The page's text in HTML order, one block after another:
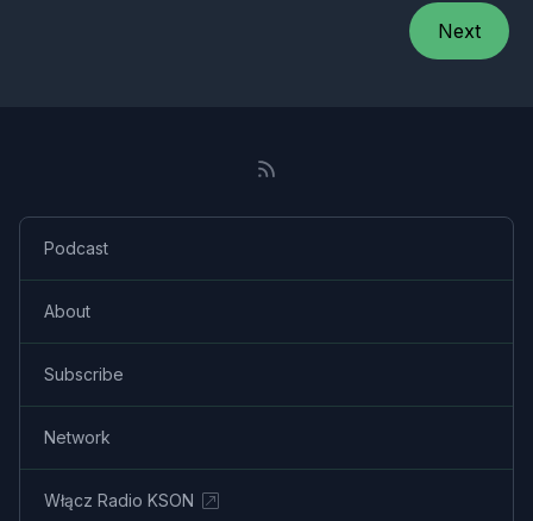
Next
Podcast
About
Subscribe
Network
Włącz Radio KSON